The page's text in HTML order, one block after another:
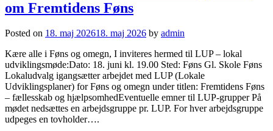
om Fremtidens Føns
Posted on 18. maj 202618. maj 2026 by admin
Kære alle i Føns og omegn, I inviteres hermed til LUP – lokal
udviklingsmøde:Dato: 18. juni kl. 19.00 Sted: Føns Gl. Skole Føns
Lokaludvalg igangsætter arbejdet med LUP (Lokale
Udviklingsplaner) for Føns og omegn under titlen: Fremtidens Føns
– fællesskab og hjælpsomhedEventuelle emner til LUP-grupper På
mødet nedsættes en arbejdsgruppe pr. LUP. For hver arbejdsgruppe
udpeges en tovholder….